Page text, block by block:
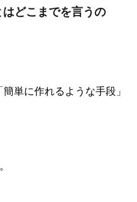
はどこまでを言うの
単に作れるような手段」